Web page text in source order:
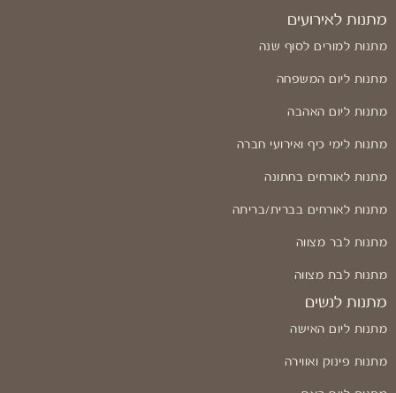
מתנות לאירועים
מתנות למורים לסוף שנה
מתנות ליום המשפחה
מתנות ליום האהבה
מתנות לימי כיף ואירועי חברה
מתנות לאורחים בחתונה
מתנות לאורחים בברית/בריתה
מתנות לבר מצווה
מתנות לבת מצווה
מתנות לנשים
מתנות ליום האישה
מתנות פינוק ואווירה